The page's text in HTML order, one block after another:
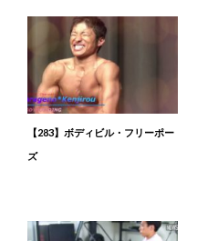
【283】ボディビル・フリーポー
ズ